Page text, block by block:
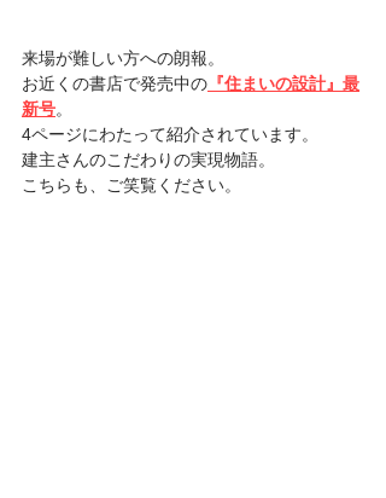
来場が難しい方への朗報。
お近くの書店で発売中の 『住まいの設計』最
新号。
4ページにわたって紹介されています。
建主さんのこだわりの実現物語。
こちらも、ご笑覧ください。